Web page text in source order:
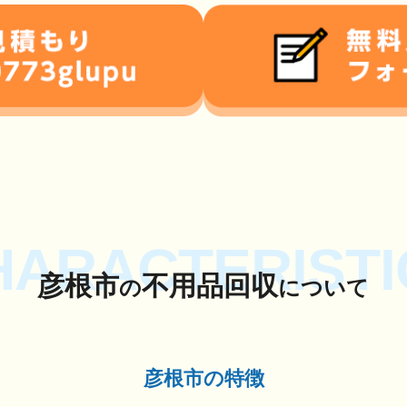
彦根市の不用品回収について
彦根市の特徴